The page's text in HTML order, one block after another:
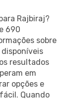
Rajbiraj?
690
sobre
resultados
em
opções e
Quando